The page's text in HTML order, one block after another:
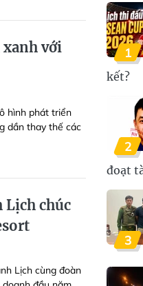
xanh với
hình phát triển
dần thay thế các
Lịch chúc
Lịch cùng đoàn
1
kết?
2
đoạt
3